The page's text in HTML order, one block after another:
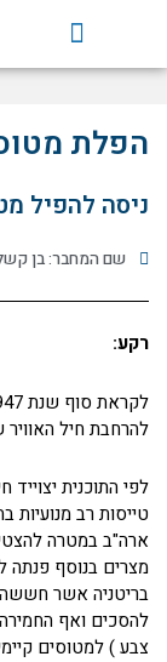
הפלת מטוס
ניסה להפיל
שם המחבר: בן
רקע:
להרחבת חיל
ארה"ב במטרה
מצרים בנוסף פנתה
בריטניה אשר
להסכים ואף
צבע ) למטוסים